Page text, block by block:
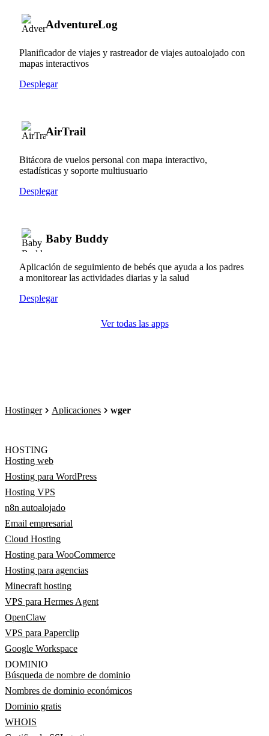
AdventureLog
Planificador de viajes y rastreador de viajes autoalojado con
mapas interactivos
Desplegar
AirTrail
Bitácora de vuelos personal con mapa interactivo,
estadísticas y soporte multiusuario
Desplegar
Baby Buddy
Aplicación de seguimiento de bebés que ayuda a los padres
a monitorear las actividades diarias y la salud
Desplegar
Ver todas las apps
Hostinger Aplicaciones wger
HOSTING
Hosting web
Hosting para WordPress
Hosting VPS
n8n autoalojado
Email empresarial
Cloud Hosting
Hosting para WooCommerce
Hosting para agencias
Minecraft hosting
VPS para Hermes Agent
OpenClaw
VPS para Paperclip
Google Workspace
DOMINIO
Búsqueda de nombre de dominio
Nombres de dominio económicos
Dominio gratis
WHOIS